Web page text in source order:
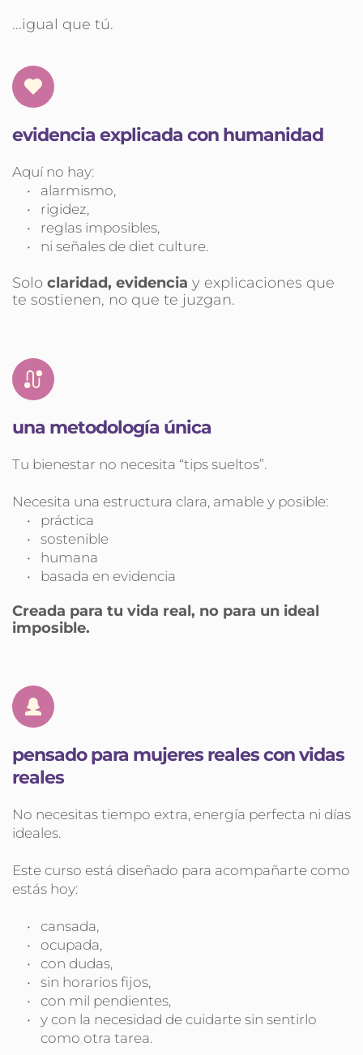
...igual que tú.
evidencia explicada con humanidad
Aquí no hay:
alarmismo,
rigidez,
reglas imposibles,
ni señales de diet culture.
Solo claridad, evidencia y explicaciones que
te sostienen, no que te juzgan.
una metodología única
Tu bienestar no necesita “tips sueltos”.
Necesita una estructura clara, amable y posible:
práctica
sostenible
humana
basada en evidencia
Creada para tu vida real, no para un ideal
imposible.
pensado para mujeres reales con vidas
reales
No necesitas tiempo extra, energía perfecta ni días
ideales.
Este curso está diseñado para acompañarte como
estás hoy:
cansada,
ocupada,
con dudas,
sin horarios fijos,
con mil pendientes,
y con la necesidad de cuidarte sin sentirlo
como otra tarea.